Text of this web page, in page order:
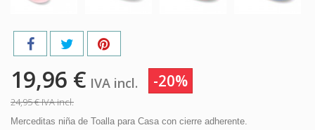
19,96 € IVA incl. -20%
24,95 €IVA incl.
Merceditas niña de Toalla para Casa con cierre adherente.